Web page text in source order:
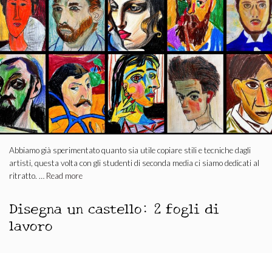
Abbiamo già sperimentato quanto sia utile copiare stili e tecniche dagli
artisti, questa volta con gli studenti di seconda media ci siamo dedicati al
ritratto. … Read more
Disegna un castello: 2 fogli di
lavoro